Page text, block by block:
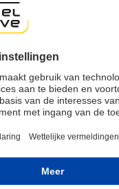
met 2-wegs rits
experience, we
that we currently